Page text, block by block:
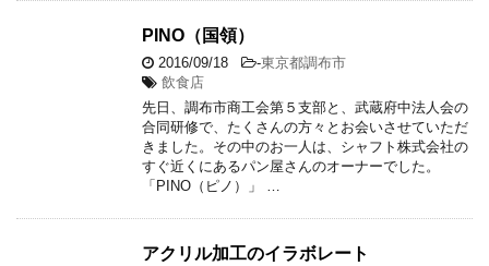
PINO（国領）
2016/09/18 -東京都調布市
飲食店
先日、調布市商工会第５支部と、武蔵府中法人会の
合同研修で、たくさんの方々とお会いさせていただ
きました。その中のお一人は、シャフト株式会社の
すぐ近くにあるパン屋さんのオーナーでした。
「PINO（ピノ）」 …
アクリル加工のイラボレート